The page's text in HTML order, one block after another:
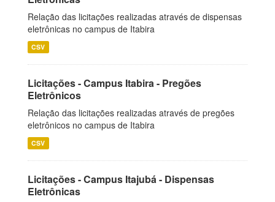
Relação das licitações realizadas através de dispensas
eletrônicas no campus de Itabira
CSV
Licitações - Campus Itabira - Pregões
Eletrônicos
Relação das licitações realizadas através de pregões
eletrônicos no campus de Itabira
CSV
Licitações - Campus Itajubá - Dispensas
Eletrônicas